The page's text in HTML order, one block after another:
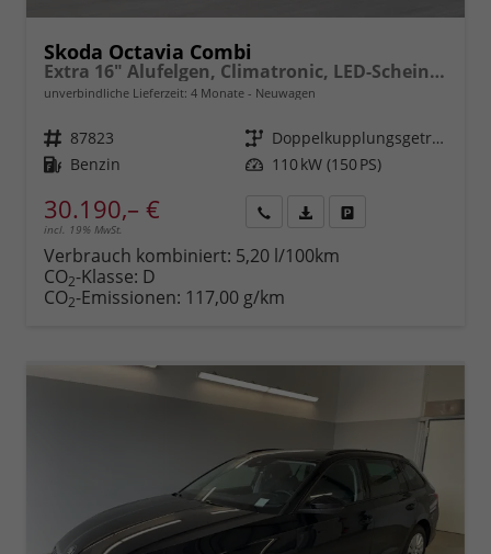
Skoda Octavia Combi
Extra 16" Alufelgen, Climatronic, LED-Scheinwerfer, Parksensoren hinten, Radio 10" + Wireless Smartlink, Tempomat, Multifunktions-Lederlenkrad, Dachreling uvm.
unverbindliche Lieferzeit: 4 Monate Neuwagen
Fahrzeugnr. 87823 Getriebe
Doppelkupplungsgetriebe (DSG)
Kraftstoff Benzin Leistung 110 kW (150 PS)
30.190,– €
incl. 19% MwSt.
anfordern
Datei,
Verbrauch kombiniert: 5,20 l/100km
CO2-Klasse: D
CO2-Emissionen: 117,00 g/km